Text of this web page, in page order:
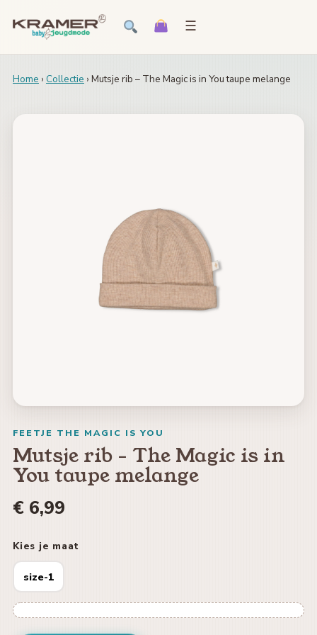
☰
Home › Collectie › Mutsje rib – The Magic is in You taupe melange
FEETJE THE MAGIC IS YOU
Mutsje rib - The Magic is in
You taupe melange
€ 6,99
Kies je maat
size-1